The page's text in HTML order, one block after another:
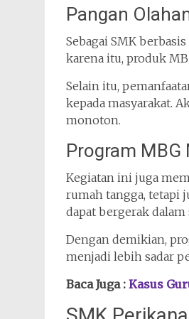
Pangan
Sebagai SMK
karena itu, produk
Selain itu,
kepada masyarakat.
monoton.
Program
Kegiatan ini juga
rumah tangga, tetapi
dapat bergerak dalam
Dengan demikian,
menjadi lebih sadar
Baca Juga : Kasus